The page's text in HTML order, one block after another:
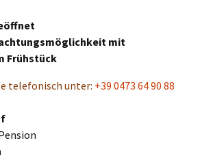
mit
Frühstück
telefonisch unter: +39 0473 64 90 88